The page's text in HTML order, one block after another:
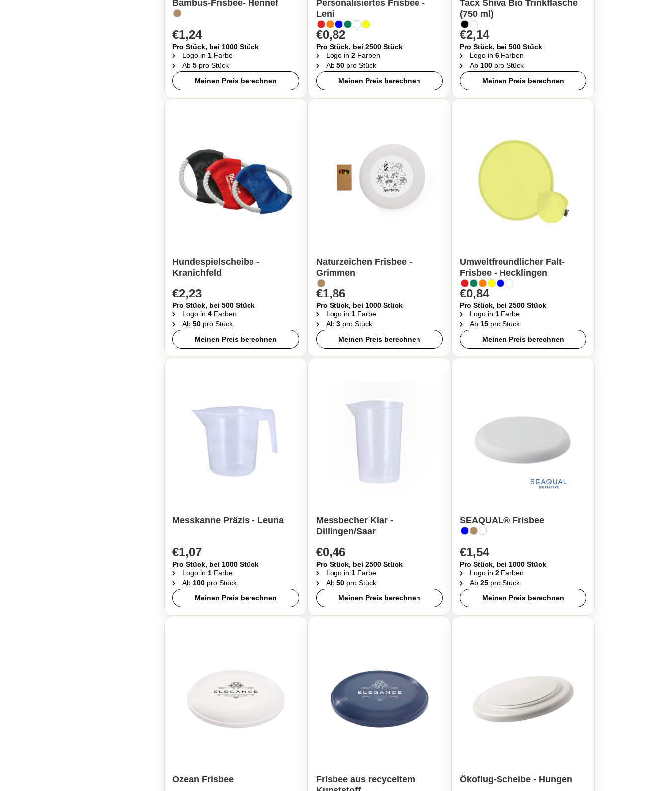
Bambus-Frisbee- Hennef
€1,24
Pro Stück, bei 1000 Stück
Logo in 1 Farbe
Ab 5 pro Stück
Meinen Preis berechnen
Personalisiertes Frisbee -
Leni
€0,82
Pro Stück, bei 2500 Stück
Logo in 2Farben
Ab 50pro Stück
Meinen Preis berechnen
Tacx Shiva Bio Trinkflasche
(750 ml)
€2,14
Pro Stück, bei 500 Stück
Logo in 6Farben
Ab 100pro Stück
Meinen Preis berechnen
Hundespielscheibe -
Kranichfeld
€2,23
Pro Stück, bei 500 Stück
Logo in 4 Farben
Ab 50 pro Stück
Meinen Preis berechnen
Naturzeichen Frisbee -
Grimmen
€1,86
Pro Stück, bei 1000 Stück
Logo in 1Farbe
Ab 3pro Stück
Meinen Preis berechnen
Umweltfreundlicher Falt-
Frisbee - Hecklingen
€0,84
Pro Stück, bei 2500 Stück
Logo in 1Farbe
Ab 15pro Stück
Meinen Preis berechnen
Messkanne Präzis - Leuna
€1,07
Pro Stück, bei 1000 Stück
Logo in 1 Farbe
Ab 100 pro Stück
Meinen Preis berechnen
Messbecher Klar -
Dillingen/Saar
€0,46
Pro Stück, bei 2500 Stück
Logo in 1Farbe
Ab 50pro Stück
Meinen Preis berechnen
SEAQUAL® Frisbee
€1,54
Pro Stück, bei 1000 Stück
Logo in 2Farben
Ab 25pro Stück
Meinen Preis berechnen
Ozean Frisbee
Frisbee aus recyceltem
Ökoflug-Scheibe - Hungen